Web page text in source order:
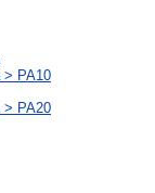
> PA10
> PA20